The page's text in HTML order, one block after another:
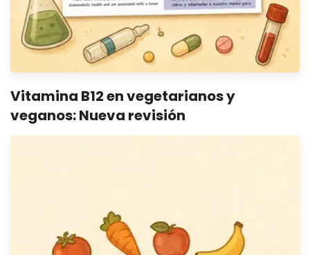
Vitamina B12 en vegetarianos y
veganos: Nueva revisión